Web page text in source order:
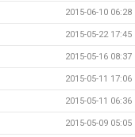
2015-06-10 06:28
2015-05-22 17:45
2015-05-16 08:37
2015-05-11 17:06
2015-05-11 06:36
2015-05-09 05:05